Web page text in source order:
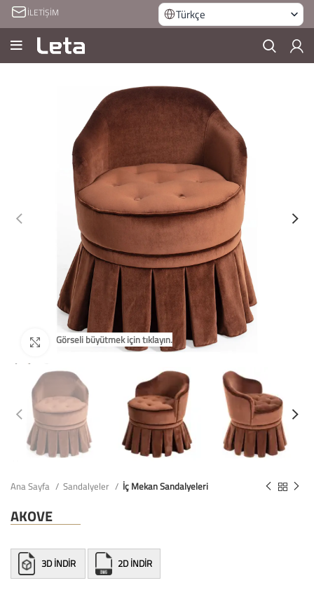
İLETİŞİM Türkçe
Ana Sayfa Sandalyeler İç Mekan Sandalyeleri
AKOVE
3D İNDİR 2D İNDİR